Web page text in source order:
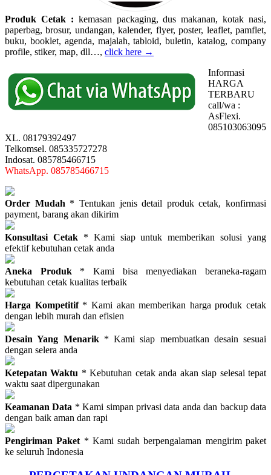
Produk Cetak : kemasan packaging, dus makanan, kotak nasi,
paperbag, brosur, undangan, kalender, flyer, poster, leaflet, pamflet,
buku, booklet, agenda, majalah, tabloid, buletin, katalog, company
profile, stiker, map, dll…, click here →
Informasi
HARGA
TERBARU
call/wa :
AsFlexi.
085103063095
XL. 08179392497
Telkomsel. 085335727278
Indosat. 085785466715
WhatsApp. 085785466715
Order Mudah * Tentukan jenis detail produk cetak, konfirmasi
payment, barang akan dikirim
Konsultasi Cetak* Kami siap untuk memberikan solusi yang
efektif kebutuhan cetak anda
Aneka Produk * Kami bisa menyediakan beraneka-ragam
kebutuhan cetak kualitas terbaik
Harga Kompetitif* Kami akan memberikan harga produk cetak
dengan lebih murah dan efisien
Desain Yang Menarik* Kami siap membuatkan desain sesuai
dengan selera anda
Ketepatan Waktu * Kebutuhan cetak anda akan siap selesai tepat
waktu saat dipergunakan
Keamanan Data * Kami simpan privasi data anda dan backup data
dengan baik aman dan rapi
Pengiriman Paket * Kami sudah berpengalaman mengirim paket
ke seluruh Indonesia